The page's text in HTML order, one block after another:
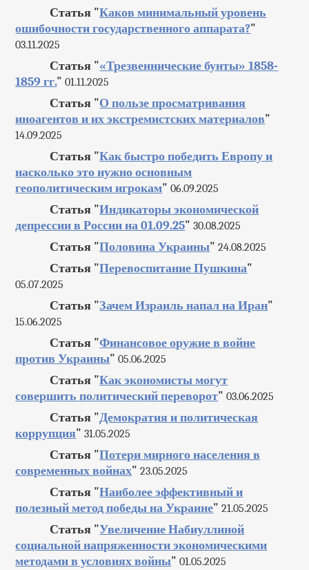
Статья "Каков минимальный уровень
ошибочности государственного аппарата?"
03.11.2025
Статья "«Трезвеннические бунты» 1858-
1859 гг." 01.11.2025
Статья "О пользе просматривания
иноагентов и их экстремистских материалов"
14.09.2025
Статья "Как быстро победить Европу и
насколько это нужно основным
геополитическим игрокам" 06.09.2025
Статья "Индикаторы экономической
депрессии в России на 01.09.25" 30.08.2025
Статья "Половина Украины" 24.08.2025
Статья "Перевоспитание Пушкина"
05.07.2025
Статья "Зачем Израиль напал на Иран"
15.06.2025
Статья "Финансовое оружие в войне
против Украины" 05.06.2025
Статья "Как экономисты могут
совершить политический переворот" 03.06.2025
Статья "Демократия и политическая
коррупция" 31.05.2025
Статья "Потери мирного населения в
современных войнах" 23.05.2025
Статья "Наиболее эффективный и
полезный метод победы на Украине" 21.05.2025
Статья "Увеличение Набиуллиной
социальной напряженности экономическими
методами в условиях войны" 01.05.2025